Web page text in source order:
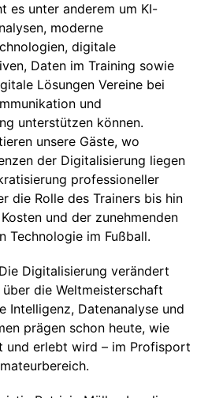
es unter anderem um KI-
moderne
digitale
Daten im Training sowie
Lösungen Vereine bei
und
unterstützen können.
unsere Gäste, wo
der Digitalisierung liegen
professioneller
die Rolle des Trainers bis hin
und der zunehmenden
Technologie im Fußball.
Digitalisierung verändert
die Weltmeisterschaft
Intelligenz, Datenanalyse und
prägen schon heute, wie
und erlebt wird – im Profisport